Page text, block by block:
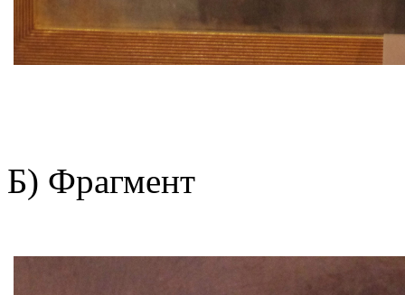
Б) Фрагмент